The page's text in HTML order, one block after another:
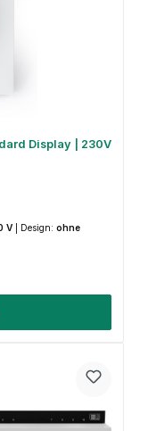
Display | 230V
V Design: ohne